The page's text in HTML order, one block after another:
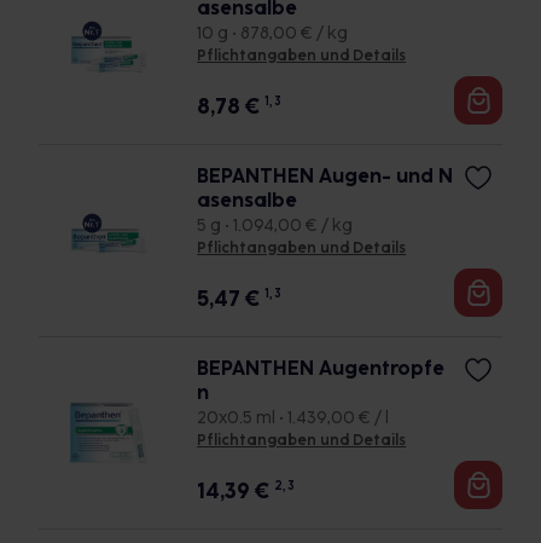
asensalbe
10 g • 878,00 € / kg
Pflichtangaben und Details
8,78€ 1, 3
BEPANTHEN Augen- und N
asensalbe
5 g • 1.094,00 € / kg
Pflichtangaben und Details
5,47€ 1, 3
BEPANTHEN Augentropfe
n
20x0.5 ml • 1.439,00 € / l
Pflichtangaben und Details
14,39€ 2, 3